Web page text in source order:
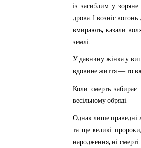
із загиблим у зоряне
дрова.І возніс вогонь
вмирають, казали
землі.
У давнину жінка у
вдовине життя — то
Коли смерть забирає
весільному обряді.
Однак лише праведні
та ще великі пророки,
народження,ні смерті